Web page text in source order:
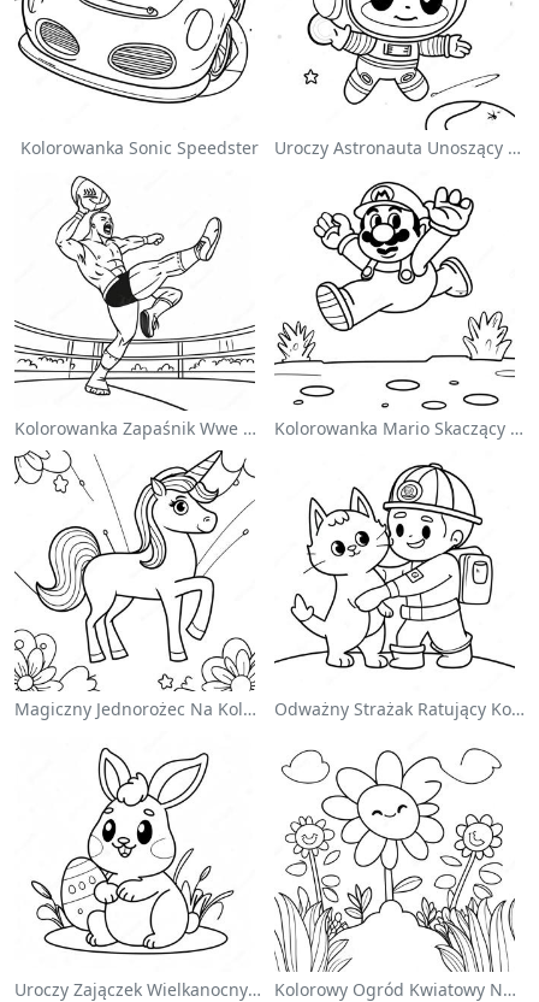
Kolorowanka Sonic Speedster Uroczy Astronauta Unoszący Się W Kosmosie - Kolorowanka
Kolorowanka Zapaśnik Wwe Skaczący Na Przeciwnika Kolorowanka Mario Skaczący Nad Goombami
Magiczny Jednorożec Na Kolorowance Z Tęczą Odważny Strażak Ratujący Kota - Kolorowanka
Uroczy Zajączek Wielkanocny Na Kolorowance Kolorowy Ogród Kwiatowy Na Kolorowance